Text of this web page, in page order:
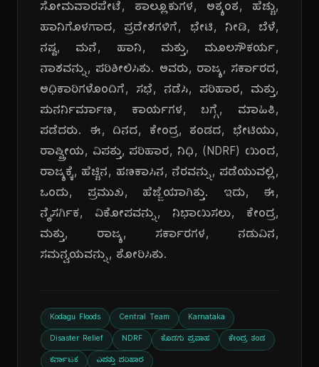
ಸೋಮವಾರಪೇಟೆ, ತಾಲ್ಲೂಕುಗಳ, ಅತ್ಯಂತ, ಹೆಚ್ಚು,
ಹಾನಿಗೊಳಗಾದ, ಪ್ರದೇಶಗಳಿಗೆ, ಭೇಟಿ, ನೀಡಿ, ಬೆಳೆ,
ನಷ್ಟ, ಮನೆ, ಹಾನಿ, ಮತ್ತು, ಮೂಲಸೌಕರ್ಯ,
ನಾಶವನ್ನು, ಪರಿಶೀಲಿಸಿತು. ಅವರು, ರಾಜ್ಯ, ಸರ್ಕಾರದ,
ಅಧಿಕಾರಿಗಳೊಂದಿಗೆ, ಸಭೆ, ನಡೆಸಿ, ಪರಿಹಾರ, ಮತ್ತು,
ಪುನರ್ನಿರ್ಮಾಣ, ಕಾರ್ಯಗಳ, ಬಗ್ಗೆ, ಮಾಹಿತಿ,
ಪಡೆದರು. ಈ, ದಿನದ, ಕೇಂದ್ರ, ತಂಡದ, ಭೇಟಿಯು,
ರಾಷ್ಟ್ರೀಯ, ವಿಪತ್ತು, ಪರಿಹಾರ, ನಿಧಿ, (NDRF) ಯಿಂದ,
ರಾಜ್ಯಕ್ಕೆ, ಹೆಚ್ಚಿನ, ಹಣಕಾಸಿನ, ನೆರವನ್ನು, ಪಡೆಯುವಲ್ಲಿ,
ಒಂದು, ಪ್ರಮುಖ, ಹೆಜ್ಜೆಯಾಗಿತ್ತು. ಇದು, ಈ,
ನೈಸರ್ಗಿಕ, ವಿಕೋಪವನ್ನು, ನಿಭಾಯಿಸಲು, ಕೇಂದ್ರ,
ಮತ್ತು, ರಾಜ್ಯ, ಸರ್ಕಾರಗಳ, ನಡುವಿನ,
ಸಮನ್ವಯವನ್ನು, ತೋರಿಸಿತು.
Kodagu Floods Central Team Karnataka
Disaster Relief NDRF ಕೊಡಗು ಪ್ರವಾಹ ಕೇಂದ್ರ ತಂಡ
ಕರ್ನಾಟಕ ವಿಪತ್ತು ಪರಿಹಾರ